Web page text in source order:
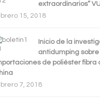
extraordinarios”
15, 2018
Inicio de la
antidumping sobre
de poliéster fibra
7, 2018